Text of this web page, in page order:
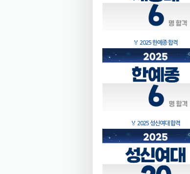
🏅 2025 한예종 합격
🏅 2025 성신여대 합격